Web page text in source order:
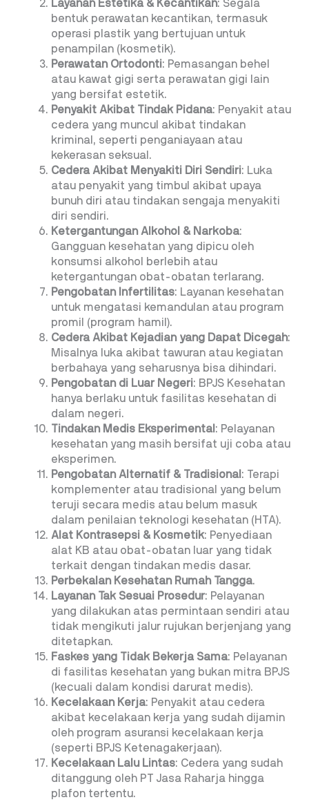
Layanan Estetika & Kecantikan: Segala
bentuk perawatan kecantikan, termasuk
operasi plastik yang bertujuan untuk
penampilan (kosmetik).
Perawatan Ortodonti: Pemasangan behel
atau kawat gigi serta perawatan gigi lain
yang bersifat estetik.
Penyakit Akibat Tindak Pidana: Penyakit atau
cedera yang muncul akibat tindakan
kriminal, seperti penganiayaan atau
kekerasan seksual.
Cedera Akibat Menyakiti Diri Sendiri: Luka
atau penyakit yang timbul akibat upaya
bunuh diri atau tindakan sengaja menyakiti
diri sendiri.
Ketergantungan Alkohol & Narkoba:
Gangguan kesehatan yang dipicu oleh
konsumsi alkohol berlebih atau
ketergantungan obat-obatan terlarang.
Pengobatan Infertilitas: Layanan kesehatan
untuk mengatasi kemandulan atau program
promil (program hamil).
Cedera Akibat Kejadian yang Dapat Dicegah:
Misalnya luka akibat tawuran atau kegiatan
berbahaya yang seharusnya bisa dihindari.
Pengobatan di Luar Negeri: BPJS Kesehatan
hanya berlaku untuk fasilitas kesehatan di
dalam negeri.
Tindakan Medis Eksperimental : Pelayanan
kesehatan yang masih bersifat uji coba atau
eksperimen.
Pengobatan Alternatif & Tradisional : Terapi
komplementer atau tradisional yang belum
teruji secara medis atau belum masuk
dalam penilaian teknologi kesehatan (HTA).
Alat Kontrasepsi & Kosmetik: Penyediaan
alat KB atau obat-obatan luar yang tidak
terkait dengan tindakan medis dasar.
Perbekalan Kesehatan Rumah Tangga.
Layanan Tak Sesuai Prosedur: Pelayanan
yang dilakukan atas permintaan sendiri atau
tidak mengikuti jalur rujukan berjenjang yang
ditetapkan.
Faskes yang Tidak Bekerja Sama: Pelayanan
di fasilitas kesehatan yang bukan mitra BPJS
(kecuali dalam kondisi darurat medis).
Kecelakaan Kerja: Penyakit atau cedera
akibat kecelakaan kerja yang sudah dijamin
oleh program asuransi kecelakaan kerja
(seperti BPJS Ketenagakerjaan).
Kecelakaan Lalu Lintas: Cedera yang sudah
ditanggung oleh PT Jasa Raharja hingga
plafon tertentu.